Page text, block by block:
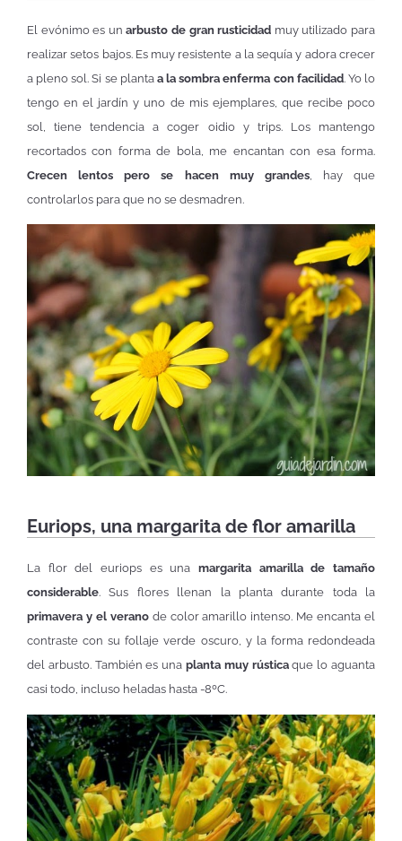
El evónimo es unarbusto de gran rusticidad muy utilizado para
realizar setos bajos. Es muy resistente a la sequía y adora crecer
a pleno sol. Si se plantaa la sombra enferma con facilidad. Yo lo
tengo en el jardín y uno de mis ejemplares, que recibe poco
sol, tiene tendencia a coger oidio y trips. Los mantengo
recortados con forma de bola, me encantan con esa forma.
Crecen lentos pero se hacen muy grandes, hay que
controlarlos para que no se desmadren.
Euriops, una margarita de flor amarilla
La flor del euriops es una margarita amarilla de tamaño
considerable. Sus flores llenan la planta durante toda la
primavera y el veranode color amarillo intenso. Me encanta el
contraste con su follaje verde oscuro, y la forma redondeada
del arbusto. También es una planta muy rústicaque lo aguanta
casi todo, incluso heladas hasta -8ºC.